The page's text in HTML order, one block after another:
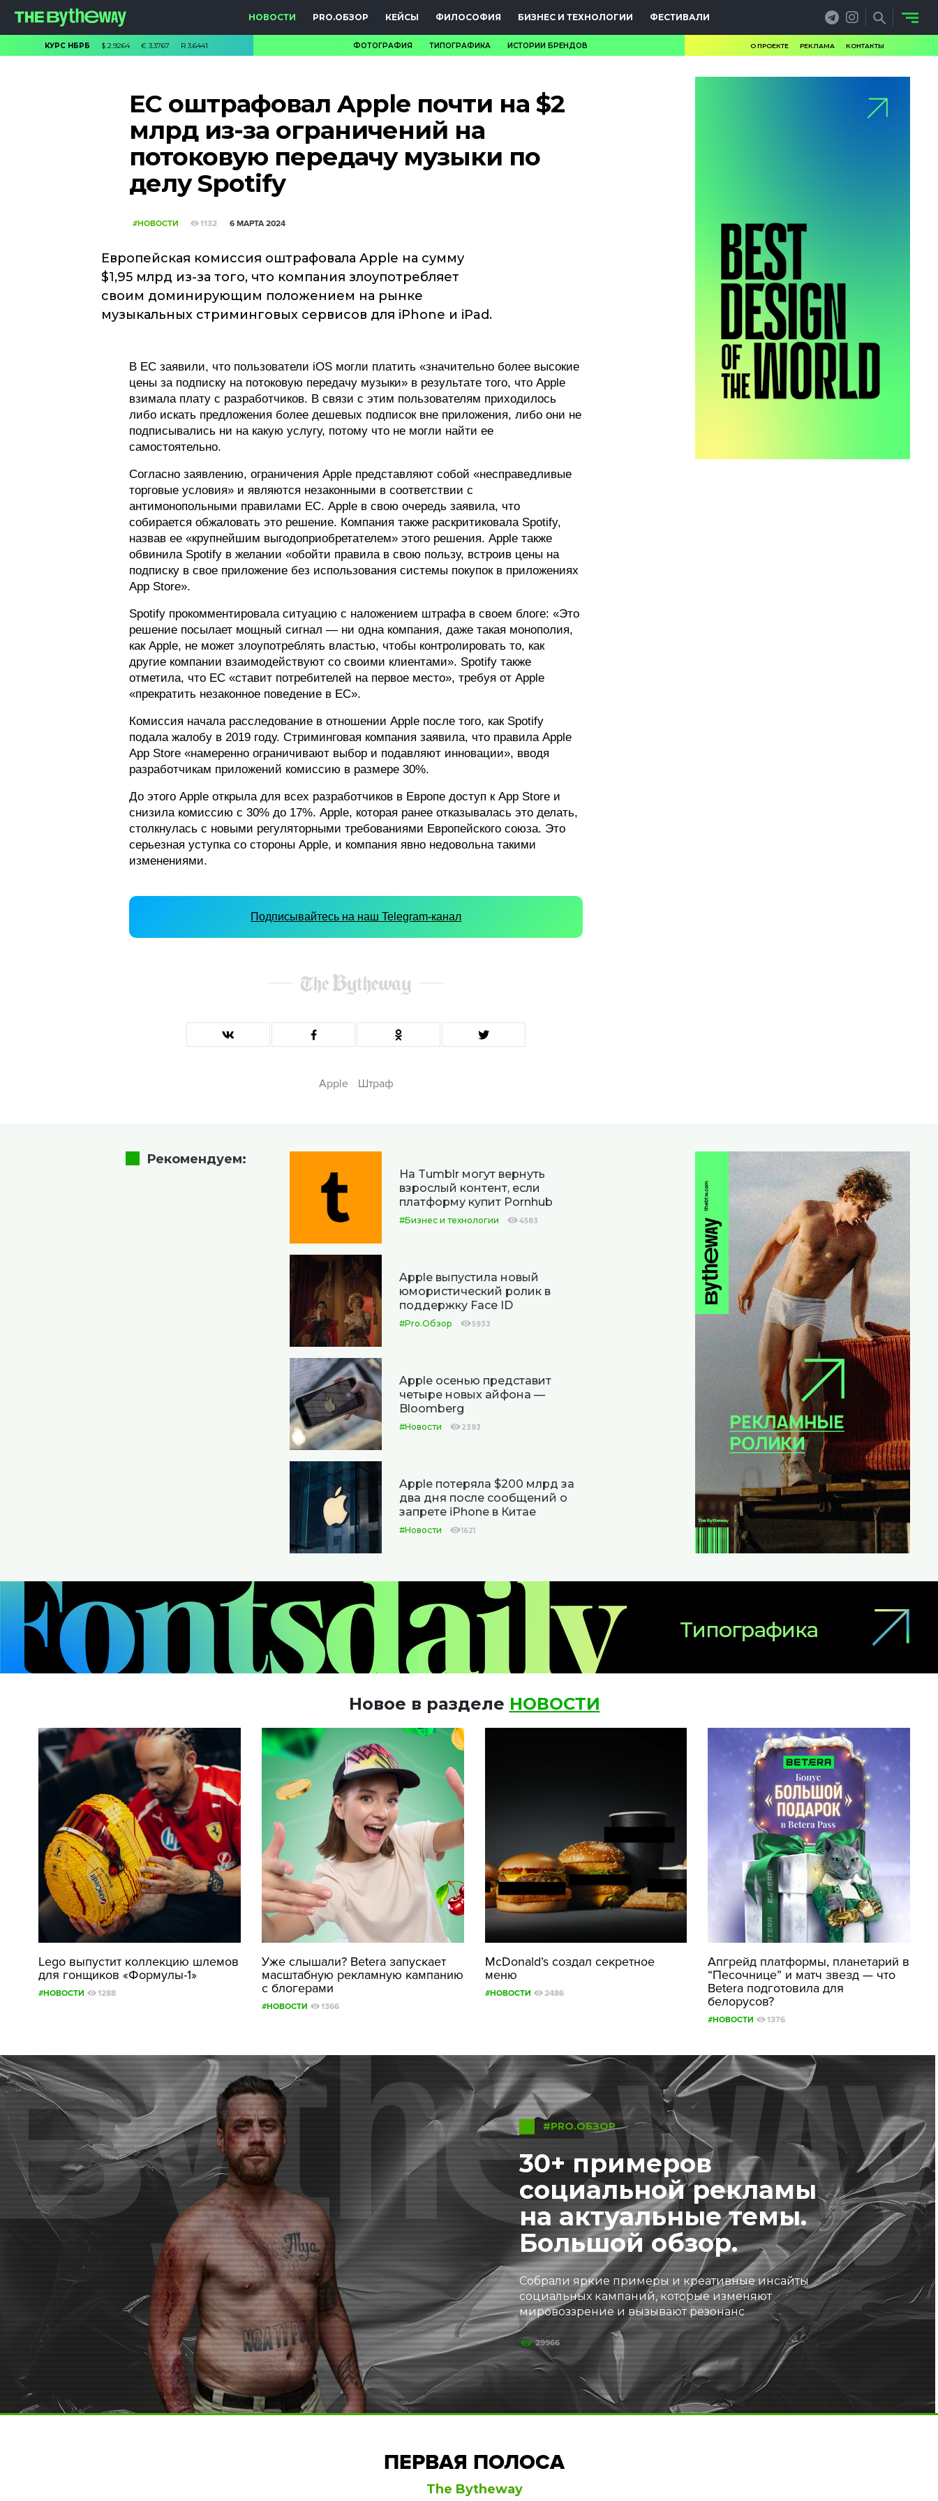
НОВОСТИ PRO.ОБЗОР КЕЙСЫ ФИЛОСОФИЯ БИЗНЕС И ТЕХНОЛОГИИ ФЕСТИВАЛИ
КУРС НБРБ $ 2.9264 € 3.3767 R 3.6441 ФОТОГРАФИЯ ТИПОГРАФИКА ИСТОРИИ БРЕНДОВ О ПРОЕКТЕ РЕКЛАМА КОНТАКТЫ
ЕС оштрафовал Apple почти на $2
млрд из-за ограничений на
потоковую передачу музыки по
делу Spotify
#НОВОСТИ 1132 6 МАРТА 2024
Европейская комиссия оштрафовала Apple на сумму
$1,95 млрд из-за того, что компания злоупотребляет
своим доминирующим положением на рынке
музыкальных стриминговых сервисов для iPhone и iPad.
В ЕС заявили, что пользователи iOS могли платить «значительно более высокие
цены за подписку на потоковую передачу музыки» в результате того, что Apple
взимала плату с разработчиков. В связи с этим пользователям приходилось
либо искать предложения более дешевых подписок вне приложения, либо они не
подписывались ни на какую услугу, потому что не могли найти ее
самостоятельно.
Согласно заявлению, ограничения Apple представляют собой «несправедливые
торговые условия» и являются незаконными в соответствии с
антимонопольными правилами ЕС. Apple в свою очередь заявила, что
собирается обжаловать это решение. Компания также раскритиковала Spotify,
назвав ее «крупнейшим выгодоприобретателем» этого решения. Apple также
обвинила Spotify в желании «обойти правила в свою пользу, встроив цены на
подписку в свое приложение без использования системы покупок в приложениях
App Store».
Spotify прокомментировала ситуацию с наложением штрафа в своем блоге: «Это
решение посылает мощный сигнал — ни одна компания, даже такая монополия,
как Apple, не может злоупотреблять властью, чтобы контролировать то, как
другие компании взаимодействуют со своими клиентами». Spotify также
отметила, что ЕС «ставит потребителей на первое место», требуя от Apple
«прекратить незаконное поведение в ЕС».
Комиссия начала расследование в отношении Apple после того, как Spotify
подала жалобу в 2019 году. Стриминговая компания заявила, что правила Apple
App Store «намеренно ограничивают выбор и подавляют инновации», вводя
разработчикам приложений комиссию в размере 30%.
До этого Apple открыла для всех разработчиков в Европе доступ к App Store и
снизила комиссию с 30% до 17%. Apple, которая ранее отказывалась это делать,
столкнулась с новыми регуляторными требованиями Европейского союза. Это
серьезная уступка со стороны Apple, и компания явно недовольна такими
изменениями.
Подписывайтесь на наш Telegram-канал
Apple Штраф
Рекомендуем:
На Tumblr могут вернуть
взрослый контент, если
платформу купит Pornhub
#Бизнес и технологии 4583
Apple выпустила новый
юмористический ролик в
поддержку Face ID
#Pro.Обзор 5933
Apple осенью представит
четыре новых айфона —
Bloomberg
#Новости 2393
Apple потеряла $200 млрд за
два дня после сообщений о
запрете iPhone в Китае
#Новости 1621
Новое в разделе НОВОСТИ
Lego выпустит коллекцию шлемов
для гонщиков «Формулы-1»
#НОВОСТИ 1288
Уже слышали? Betera запускает
масштабную рекламную кампанию
с блогерами
#НОВОСТИ 1366
McDonald’s создал секретное
меню
#НОВОСТИ 2486
Апгрейд платформы, планетарий в
“Песочнице” и матч звезд — что
Betera подготовила для
белорусов?
#НОВОСТИ 1376
#PRO.ОБЗОР
30+ примеров
социальной рекламы
на актуальные темы.
Большой обзор.
Собрали яркие примеры и креативные инсайты
социальных кампаний, которые изменяют
мировоззрение и вызывают резонанс
29966
ПЕРВАЯ ПОЛОСА
The Bytheway
PRO.ОБЗОР
КЕЙСЫ
ФИЛОСОФИЯ
ТЕХНОЛОГИИ
ФЕСТИВАЛИ
ТИПОГРАФИКА
ИСТОРИИ БРЕНДОВ
О ПРОЕКТЕ
КОНТАКТЫ